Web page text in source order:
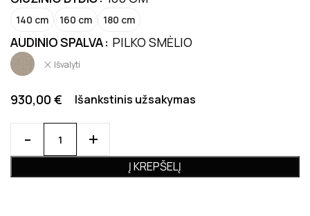
140 cm 160 cm 180 cm
AUDINIO SPALVA PILKO SMĖLIO
Išvalyti
930,00 € Išankstinis užsakymas
Į KREPŠELĮ